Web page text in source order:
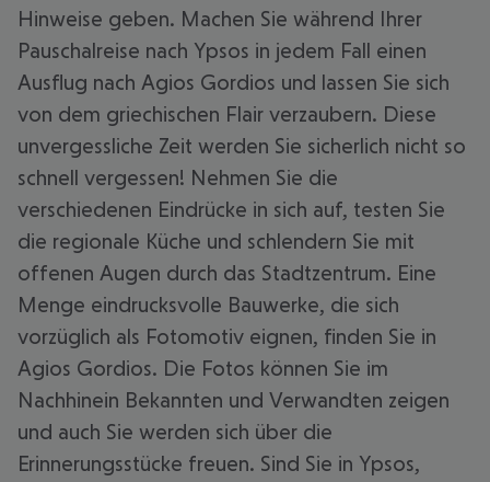
Hinweise geben. Machen Sie während Ihrer
Pauschalreise nach Ypsos in jedem Fall einen
Ausflug nach Agios Gordios und lassen Sie sich
von dem griechischen Flair verzaubern. Diese
unvergessliche Zeit werden Sie sicherlich nicht so
schnell vergessen! Nehmen Sie die
verschiedenen Eindrücke in sich auf, testen Sie
die regionale Küche und schlendern Sie mit
offenen Augen durch das Stadtzentrum. Eine
Menge eindrucksvolle Bauwerke, die sich
vorzüglich als Fotomotiv eignen, finden Sie in
Agios Gordios. Die Fotos können Sie im
Nachhinein Bekannten und Verwandten zeigen
und auch Sie werden sich über die
Erinnerungsstücke freuen. Sind Sie in Ypsos,